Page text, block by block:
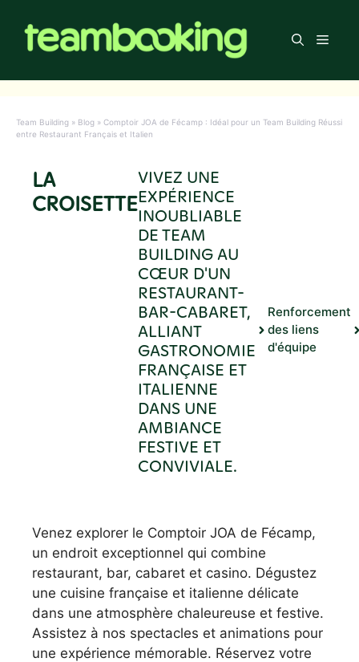
contenu
Menu
Team Building » Blog » Comptoir JOA de Fécamp : Idéal pour un Team Building Réussi
entre Restaurant Français et Italien
LA
CROISETTE
VIVEZ UNE
EXPÉRIENCE
INOUBLIABLE
DE TEAM
BUILDING AU
CŒUR D'UN
RESTAURANT-
BAR-CABARET,
ALLIANT
GASTRONOMIE
FRANÇAISE ET
ITALIENNE
DANS UNE
AMBIANCE
FESTIVE ET
CONVIVIALE.
Renforcement
des liens
d'équipe
Venez explorer le Comptoir JOA de Fécamp,
un endroit exceptionnel qui combine
restaurant, bar, cabaret et casino. Dégustez
une cuisine française et italienne délicate
dans une atmosphère chaleureuse et festive.
Assistez à nos spectacles et animations pour
une expérience mémorable. Réservez votre